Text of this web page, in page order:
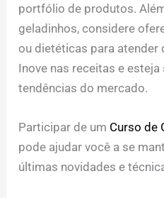
portfólio de produtos.
geladinhos, considere
ou dietéticas para atender
Inove nas receitas e
tendências do mercado.
Participar de um Curso de
pode ajudar você a se
últimas novidades e